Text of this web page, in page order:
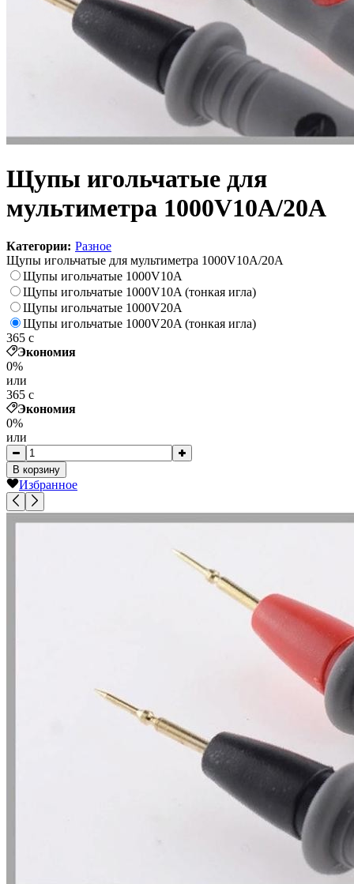
Щупы игольчатые для
мультиметра 1000V10A/20А
Категории: Разное
Щупы игольчатые для мультиметра 1000V10A/20А
Щупы игольчатые 1000V10A
Щупы игольчатые 1000V10A (тонкая игла)
Щупы игольчатые 1000V20A
Щупы игольчатые 1000V20A (тонкая игла)
365 c
Экономия
0%
или
365 c
Экономия
0%
или
В корзину
Избранное